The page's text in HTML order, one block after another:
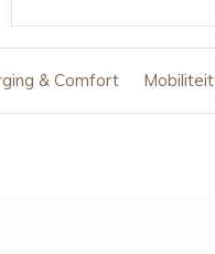
& Comfort Mobiliteit